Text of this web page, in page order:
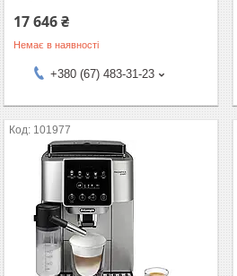
17 646 ₴
Немає в наявності
+380 (67) 483-31-23
101977